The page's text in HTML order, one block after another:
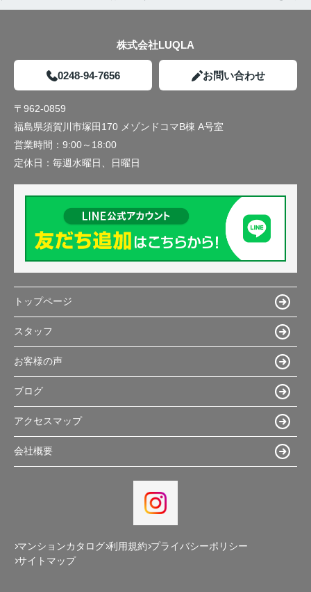
株式会社LUQLA
0248-94-7656 お問い合わせ
〒962-0859
福島県須賀川市塚田170 メゾンドコマB棟 A号室
営業時間： 9:00～18:00
定休日： 毎週水曜日、日曜日
トップページ
スタッフ
お客様の声
ブログ
アクセスマップ
会社概要
マンションカタログ 利用規約 プライバシーポリシー
サイトマップ